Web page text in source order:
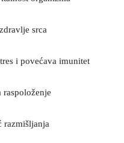
srca
i povećava imunitet
raspoloženje
razmišljanja